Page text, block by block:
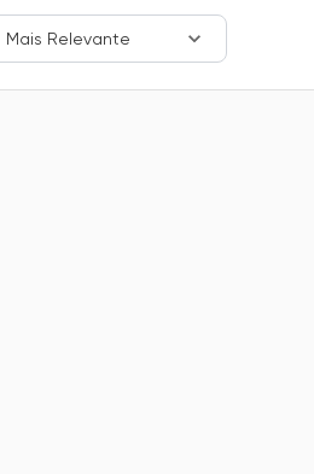
Mais Relevante